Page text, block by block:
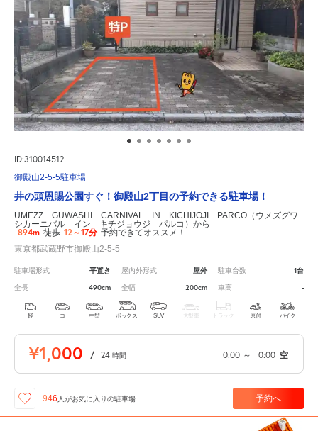
ID:310014512
御殿山2-5-5駐車場
井の頭恩賜公園すぐ！御殿山2丁目の予約できる駐車場！
UMEZZ GUWASHI CARNIVAL IN KICHIJOJI PARCO（ウメズグワ
シカーニバル イン キチジョウジ パルコ）から
894m 徒歩 12～17分 予約できてオススメ！
東京都武蔵野市御殿山2-5-5
駐車場形式 平置き 屋内外形式 屋外 駐車台数 1台
全長 490cm 全幅 200cm 車高 -
軽 コ 中型 ボックス SUV 大型車 トラック 原付 バイク
¥1,000 / 24 時間 0:00 ～ 0:00 空
946 人がお気に入りの駐車場 予約へ